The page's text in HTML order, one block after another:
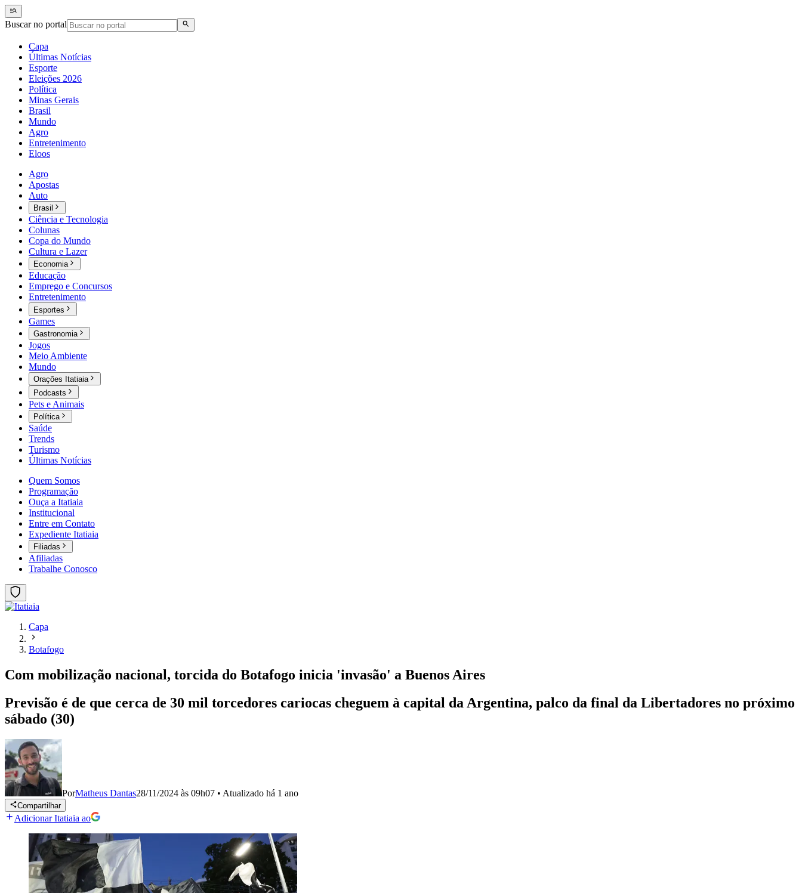
Buscar no portal
Capa
Últimas Notícias
Esporte
Eleições 2026
Política
Minas Gerais
Brasil
Mundo
Agro
Entretenimento
Eloos
Agro
Apostas
Auto
Brasil
Ciência e Tecnologia
Colunas
Copa do Mundo
Cultura e Lazer
Economia
Educação
Emprego e Concursos
Entretenimento
Esportes
Games
Gastronomia
Jogos
Meio Ambiente
Mundo
Orações Itatiaia
Podcasts
Pets e Animais
Política
Saúde
Trends
Turismo
Últimas Notícias
Quem Somos
Programação
Ouça a Itatiaia
Institucional
Entre em Contato
Expediente Itatiaia
Filiadas
Afiliadas
Trabalhe Conosco
Capa
Botafogo
Com mobilização nacional, torcida do Botafogo inicia 'invasão' a Buenos Aires
Previsão é de que cerca de 30 mil torcedores cariocas cheguem à capital da Argentina, palco da final da Libertadores no próximo
sábado (30)
PorMatheus Dantas28/11/2024 às 09h07 • Atualizado há 1 ano
Compartilhar
Adicionar Itatiaia ao